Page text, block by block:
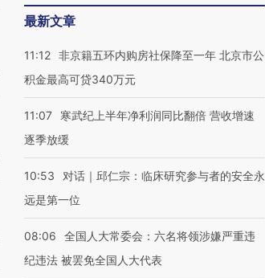
最新文章
11:12 非京籍五环内购房社保降至一年 北京市公
积金最高可贷340万元
11:07
寒武纪上半年净利润同比翻倍 营收增速
逐季放缓
10:53
对话｜邱仁宗：临床研究参与者的安全永
远是第一位
08:06
全国人大常委会：六名将领涉嫌严重违
纪违法 被罢免全国人大代表